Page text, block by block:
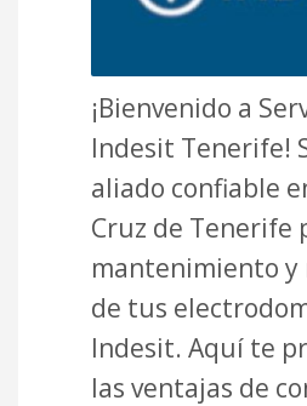
¡Bienvenido a
Indesit Tenerife!
aliado confiable
Cruz de Tenerife
mantenimiento y
de tus
Indesit. Aquí te
las ventajas de